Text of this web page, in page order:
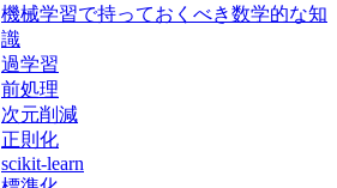
機械学習で持っておくべき数学的な知
識
過学習
前処理
次元削減
正則化
scikit-learn